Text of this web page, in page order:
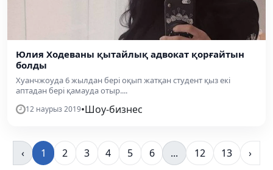
Юлия Ходеваны қытайлық адвокат қорғайтын
болды
Хуанчжоуда 6 жылдан бері оқып жатқан студент қыз екі
аптадан бері қамауда отыр....
12 наурыз 2019•Шоу-бизнес
‹ 1 2 3 4 5 6 ... 12 13 ›